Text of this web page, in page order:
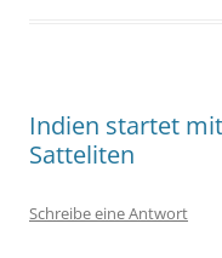
Indien startet
Satteliten
Schreibe eine Antwort